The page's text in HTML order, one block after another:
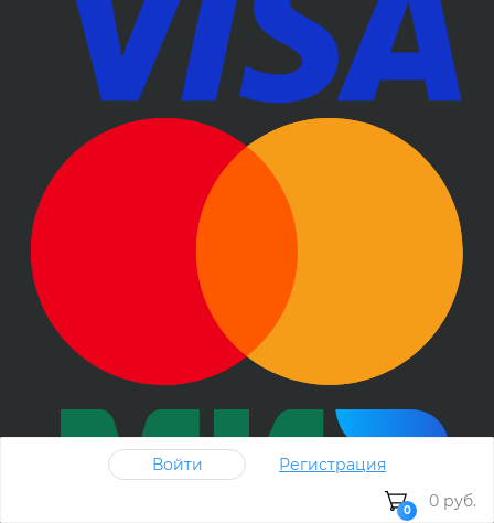
Войти Регистрация
0 0 руб.